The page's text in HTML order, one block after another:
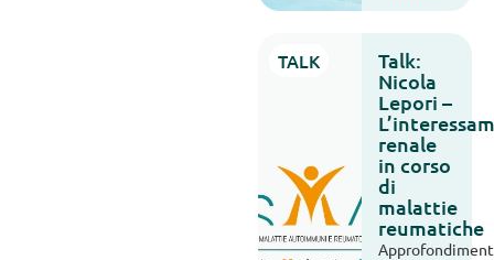
TALK
Talk:
Nicola
Lepori –
renale
in corso
di
malattie
reumatiche